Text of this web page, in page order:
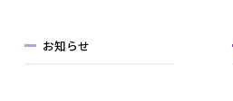
お知らせ